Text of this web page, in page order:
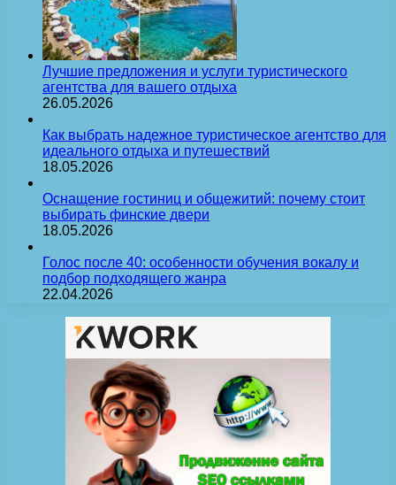
Лучшие предложения и услуги туристического
агентства для вашего отдыха
26.05.2026
Как выбрать надежное туристическое агентство для
идеального отдыха и путешествий
18.05.2026
Оснащение гостиниц и общежитий: почему стоит
выбирать финские двери
18.05.2026
Голос после 40: особенности обучения вокалу и
подбор подходящего жанра
22.04.2026